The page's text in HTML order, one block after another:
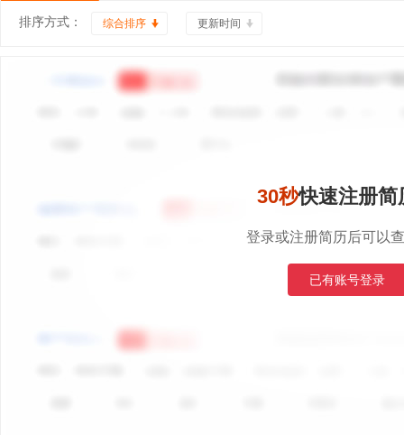
排序方式： 综合排序 更新时间
30秒快速注册简
登录或注册简历后可以
已有账号登录